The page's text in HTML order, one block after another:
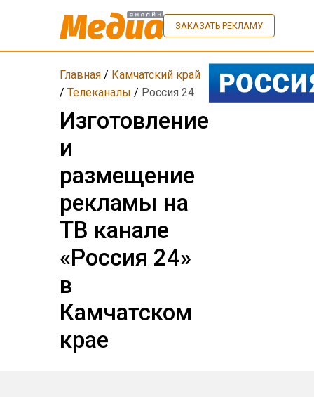
ЗАКАЗАТЬ РЕКЛАМУ
Главная / Камчатский край
/Телеканалы / Россия 24
Изготовление
и
размещение
рекламы на
ТВ канале
«Россия 24»
в
Камчатском
крае